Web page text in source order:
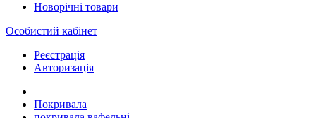
Новорічні товари
Особистий кабінет
Реєстрація
Авторизація
Покривала